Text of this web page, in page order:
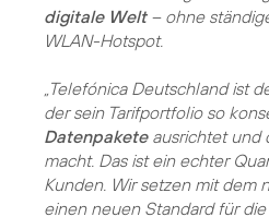
digitale Welt– ohne
WLAN-Hotspot.
„Telefónica Deutschland ist
der sein Tarifportfolio so
Datenpaketeausrichtet und
macht. Das ist ein echter
Kunden. Wir setzen mit dem
einen neuen Standard für die